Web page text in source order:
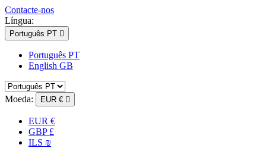
Contacte-nos
Língua:
Português PT 
Português PT
English GB
Moeda: EUR € 
EUR €
GBP £
ILS ₪